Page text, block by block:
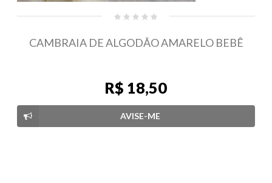
CAMBRAIA DE ALGODÃO AMARELO BEBÊ
R$ 18,50
AVISE-ME